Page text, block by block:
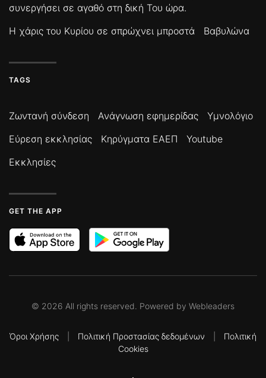
συνεργήσει σε αγαθό στη δική Του ώρα.
Η χάρις του Κυρίου σε σπρώχνει μπροστά
Βαβυλώνα
TAGS
Ζωντανή σύνδεση Ανάγνωση εφημερίδας
Υμνολόγιο
Εύρεση εκκλησίας
Κηρύγματα ΕΑΕΠ
Youtube
Εκκλησίες
GET THE APP
© 2026 All rights reserved. Powered by Webleaders
Όροι Χρήσης Πολιτική Προστασίας δεδομένων
Πολιτική
Cookies